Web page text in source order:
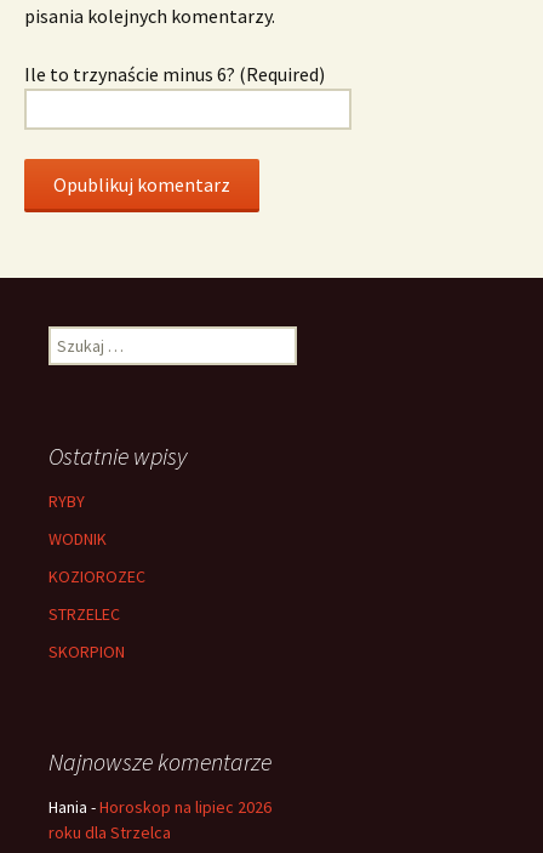
pisania kolejnych komentarzy.
Ile to trzynaście minus 6? (Required)
Szukaj:
Ostatnie wpisy
RYBY
WODNIK
KOZIOROZEC
STRZELEC
SKORPION
Najnowsze komentarze
Hania -Horoskop na lipiec 2026
roku dla Strzelca